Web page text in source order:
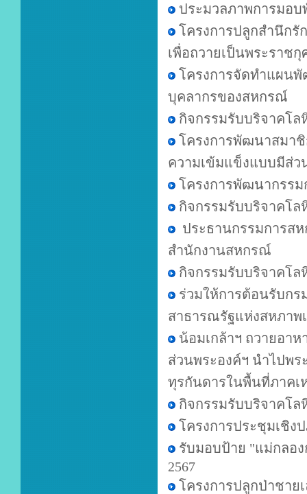
ประมวลภาพการมอ
โครงการปลูกสำนึก
เพื่อถวายเป็นพระราชกุ
โครงการจัดทำแผน
บุคลากรของสหกรณ์
กิจกรรมรับบริจาคโล
โครงการพัฒนาสมา
ความเข้มแข็งแบบมีส่ว
โครงการพัฒนากรร
กิจกรรมรับบริจาคโล
ประธานกรรมการส
สำนักงานสหกรณ์
กิจกรรมรับบริจาคโล
ร่วมให้การต้อนรับก
สาธารณรัฐแห่งสหภาพ
น้อมเกล้าฯ ถวายอา
ส่วนพระองค์ฯ นำไปพ
ทุรกันดารในพื้นที่ภาค
กิจกรรมรับบริจาคโล
โครงการประชุมเชิ
รับมอบป้าย "แม่กลอง
2567
โครงการปลูกป่าชาย